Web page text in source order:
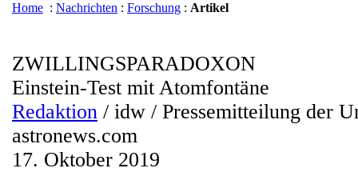
Home : Nachrichten : Forschung : Artikel
ZWILLINGSPARADOXON
Einstein-Test mit Atomfontäne
Redaktion / idw / Pressemitteilung der
astronews.com
17. Oktober 2019